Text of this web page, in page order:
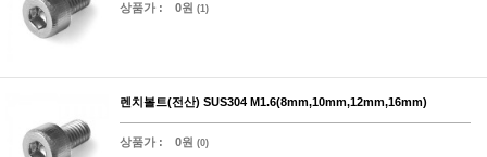
상품가 : 0원 (1)
렌치볼트(전산) SUS304 M1.6(8mm,10mm,12mm,16mm)
상품가 : 0원 (0)